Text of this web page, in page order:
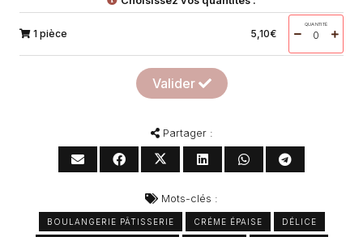
1 pièce 5,10€
QUANTITÉ
Valider
Partager :
Mots-clés :
BOULANGERIE PÂTISSERIE CRÉME ÉPAISE DÉLICE